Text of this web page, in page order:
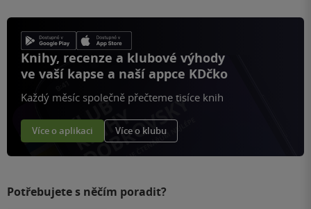
Knihy, recenze a klubové výhody
ve vaší kapse a naší appce KDčko
Každý měsíc společně přečteme tisíce knih
Více o aplikaci Více o klubu
Potřebujete s něčím poradit?